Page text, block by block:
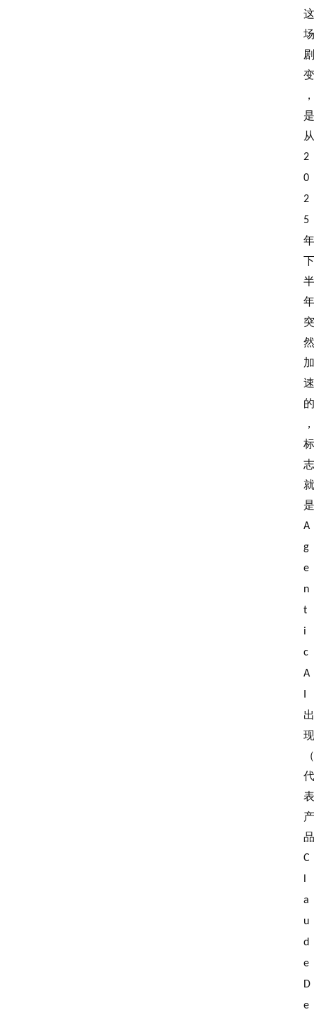
这
场
剧
变
，
是
从
2
0
2
5
年
下
半
年
突
然
加
速
的
，
标
志
就
是
A
g
e
n
t
i
c
A
出
现
（
代
表
产
品
C
a
u
d
e
D
e